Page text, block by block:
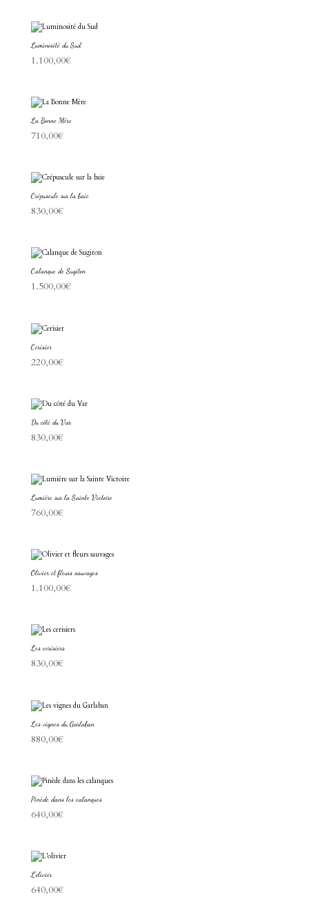
Luminosité du Sud
1.100,00€
La Bonne Mère
710,00€
Crépuscule sur la baie
830,00€
Calanque de Sugiton
1.500,00€
Cerisier
220,00€
Du côté du Var
830,00€
Lumière sur la Sainte Victoire
760,00€
Olivier et fleurs sauvages
1.100,00€
Les cerisiers
830,00€
Les vignes du Garlaban
880,00€
Pinède dans les calanques
640,00€
L’olivier
640,00€